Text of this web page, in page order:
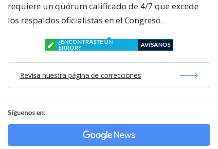
requiere un quórum calificado de 4/7 que excede
los respaldos oficialistas en el Congreso.
¿ENCONTRASTE UN
ERROR?
AVÍSANOS
Revisa nuestra página de correcciones
Síguenos en: